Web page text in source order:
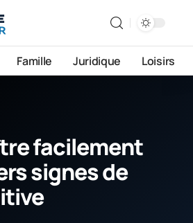
Famille Juridique Loisirs
facilement
signes de